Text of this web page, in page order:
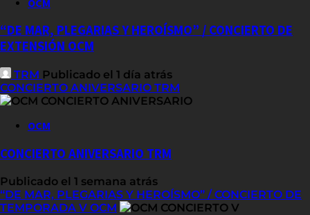
“DE MAR, PLEGARIAS Y HEROÍSMO” / CONCIERTO DE
EXTENSIÓN OCM
TRM Publicado el 1 día atrás
CONCIERTO ANIVERSARIO TRM
OCM
CONCIERTO ANIVERSARIO TRM
Publicado el 1 semana atrás
“DE MAR, PLEGARIAS Y HEROÍSMO” / CONCIERTO DE
TEMPORADA V OCM